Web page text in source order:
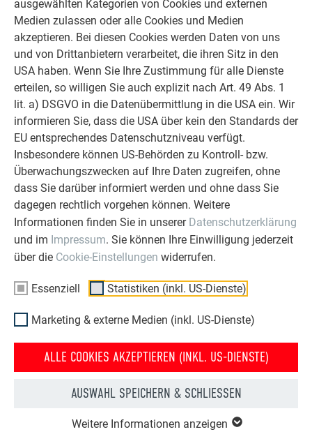
ausgewählten Kategorien von Cookies und externen
Medien zulassen oder alle Cookies und Medien
akzeptieren. Bei diesen Cookies werden Daten von uns
und von Drittanbietern verarbeitet, die ihren Sitz in den
USA haben. Wenn Sie Ihre Zustimmung für alle Dienste
erteilen, so willigen Sie auch explizit nach Art. 49 Abs. 1
lit. a) DSGVO in die Datenübermittlung in die USA ein. Wir
informieren Sie, dass die USA über kein den Standards der
EU entsprechendes Datenschutzniveau verfügt.
Insbesondere können US-Behörden zu Kontroll- bzw.
Überwachungszwecken auf Ihre Daten zugreifen, ohne
dass Sie darüber informiert werden und ohne dass Sie
dagegen rechtlich vorgehen können. Weitere
Informationen finden Sie in unserer Datenschutzerklärung
und im Impressum. Sie können Ihre Einwilligung jederzeit
über die Cookie-Einstellungen widerrufen.
Essenziell Statistiken (inkl. US-Dienste)
Marketing & externe Medien (inkl. US-Dienste)
ALLE COOKIES AKZEPTIEREN (INKL. US-DIENSTE)
AUSWAHL SPEICHERN & SCHLIESSEN
Weitere Informationen anzeigen
unserer Kunden liegt uns am Herzen.
Deshalb versuchen wir als PREFA in
allen Phasen Ihres Projektes als
starker Begleiter zur Seite zu stehen.
Überzeugen Sie sich selbst!
WEITERLESEN
PREFA SANIERUNGSGALERIE
OBJEKTE VOR UND NACH DER SANIERUNG